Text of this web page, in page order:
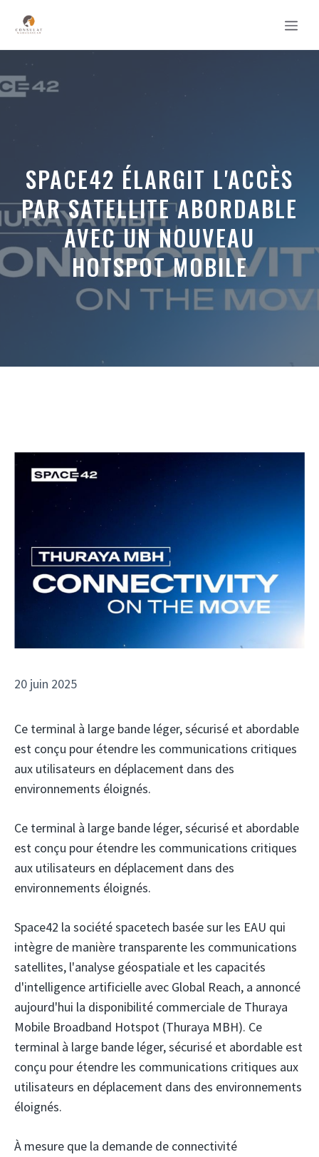
contenu
SPACE42 ÉLARGIT L'ACCÈS
PAR SATELLITE ABORDABLE
AVEC UN NOUVEAU
HOTSPOT MOBILE
20 juin 2025
Ce terminal à large bande léger, sécurisé et abordable
est conçu pour étendre les communications critiques
aux utilisateurs en déplacement dans des
environnements éloignés.
Ce terminal à large bande léger, sécurisé et abordable
est conçu pour étendre les communications critiques
aux utilisateurs en déplacement dans des
environnements éloignés.
Space42 la société spacetech basée sur les EAU qui
intègre de manière transparente les communications
satellites, l'analyse géospatiale et les capacités
d'intelligence artificielle avec Global Reach, a annoncé
aujourd'hui la disponibilité commerciale de Thuraya
Mobile Broadband Hotspot (Thuraya MBH). Ce
terminal à large bande léger, sécurisé et abordable est
conçu pour étendre les communications critiques aux
utilisateurs en déplacement dans des environnements
éloignés.
À mesure que la demande de connectivité